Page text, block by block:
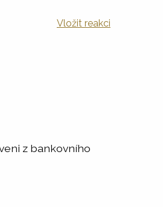
Vložit reakci
z bankovního